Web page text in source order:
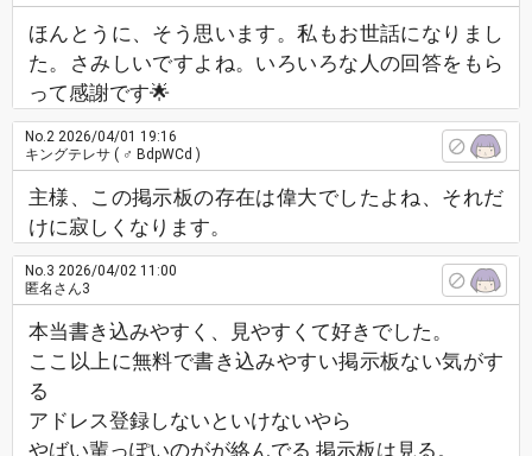
ほんとうに、そう思います。私もお世話になりまし
た。さみしいですよね。いろいろな人の回答をもら
って感謝です🌟
No.2 2026/04/01 19:16
キングテレサ ( ♂ BdpWCd )
主様、この掲示板の存在は偉大でしたよね、それだ
けに寂しくなります。
No.3 2026/04/02 11:00
匿名さん3
本当書き込みやすく、見やすくて好きでした。
ここ以上に無料で書き込みやすい掲示板ない気がす
る
アドレス登録しないといけないやら
やばい輩っぽいのがが絡んでる 掲示板は見る。